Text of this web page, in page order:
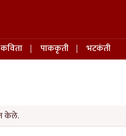
कविता पाककृती
भटकंती
केले.